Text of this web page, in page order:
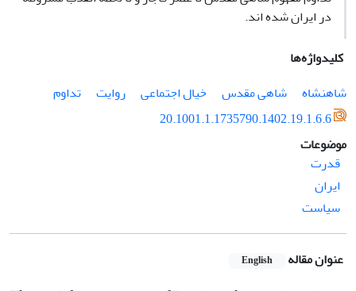
در ایران شده اند.
کلیدواژه‌ها
شاهنشاه
شاهی مقدس خیال اجتماعی روایت
تداوم
20.1001.1.1735790.1402.19.1.6.6
موضوعات
قدرت
ایران
سیاست
عنوان مقاله English